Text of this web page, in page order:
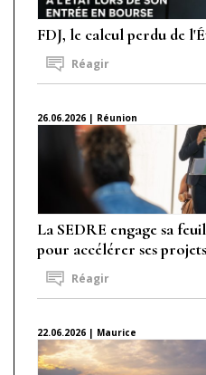
FDJ, le calcul perdu de
Réagir
26.06.2026 | Réunion
La SEDRE engage sa
pour accélérer ses
Réagir
22.06.2026 | Maurice